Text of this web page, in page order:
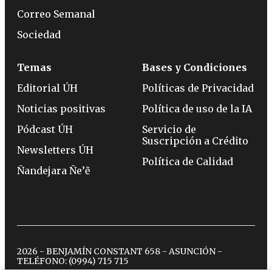
Correo Semanal
Sociedad
Temas
Editorial ÚH
Noticias positivas
Pódcast ÚH
Newsletters ÚH
Ñandejara Ñe’ẽ
Bases y Condiciones
Políticas de Privacidad
Política de uso de la IA
Servicio de
Suscripción a Crédito
Política de Calidad
2026 - BENJAMÍN CONSTANT 658 - ASUNCIÓN -
TELÉFONO: (0994) 715 715